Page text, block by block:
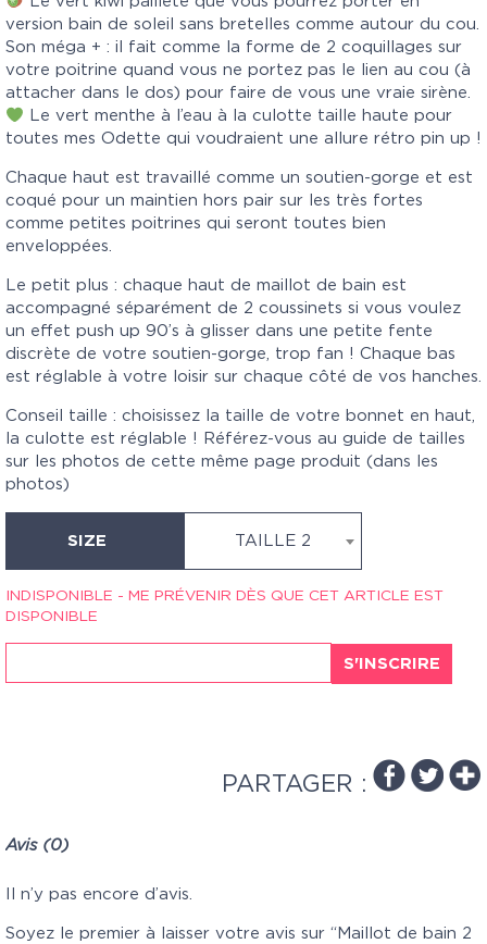
version bain de soleil sans bretelles comme autour du cou.
Son méga + : il fait comme la forme de 2 coquillages sur
votre poitrine quand vous ne portez pas le lien au cou (à
attacher dans le dos) pour faire de vous une vraie sirène.
Le vert menthe à l’eau à la culotte taille haute pour
toutes mes Odette qui voudraient une allure rétro pin up !
Chaque haut est travaillé comme un soutien-gorge et est
coqué pour un maintien hors pair sur les très fortes
comme petites poitrines qui seront toutes bien
enveloppées.
Le petit plus : chaque haut de maillot de bain est
accompagné séparément de 2 coussinets si vous voulez
un effet push up 90’s à glisser dans une petite fente
discrète de votre soutien-gorge, trop fan ! Chaque bas
est réglable à votre loisir sur chaque côté de vos hanches.
Conseil taille : choisissez la taille de votre bonnet en haut,
la culotte est réglable ! Référez-vous au guide de tailles
sur les photos de cette même page produit (dans les
photos)
SIZE TAILLE 2
INDISPONIBLE - ME PRÉVENIR DÈS QUE CET ARTICLE EST
DISPONIBLE
S'INSCRIRE
PARTAGER :
Avis (0)
Il n’y pas encore d’avis.
Soyez le premier à laisser votre avis sur “Maillot de bain 2